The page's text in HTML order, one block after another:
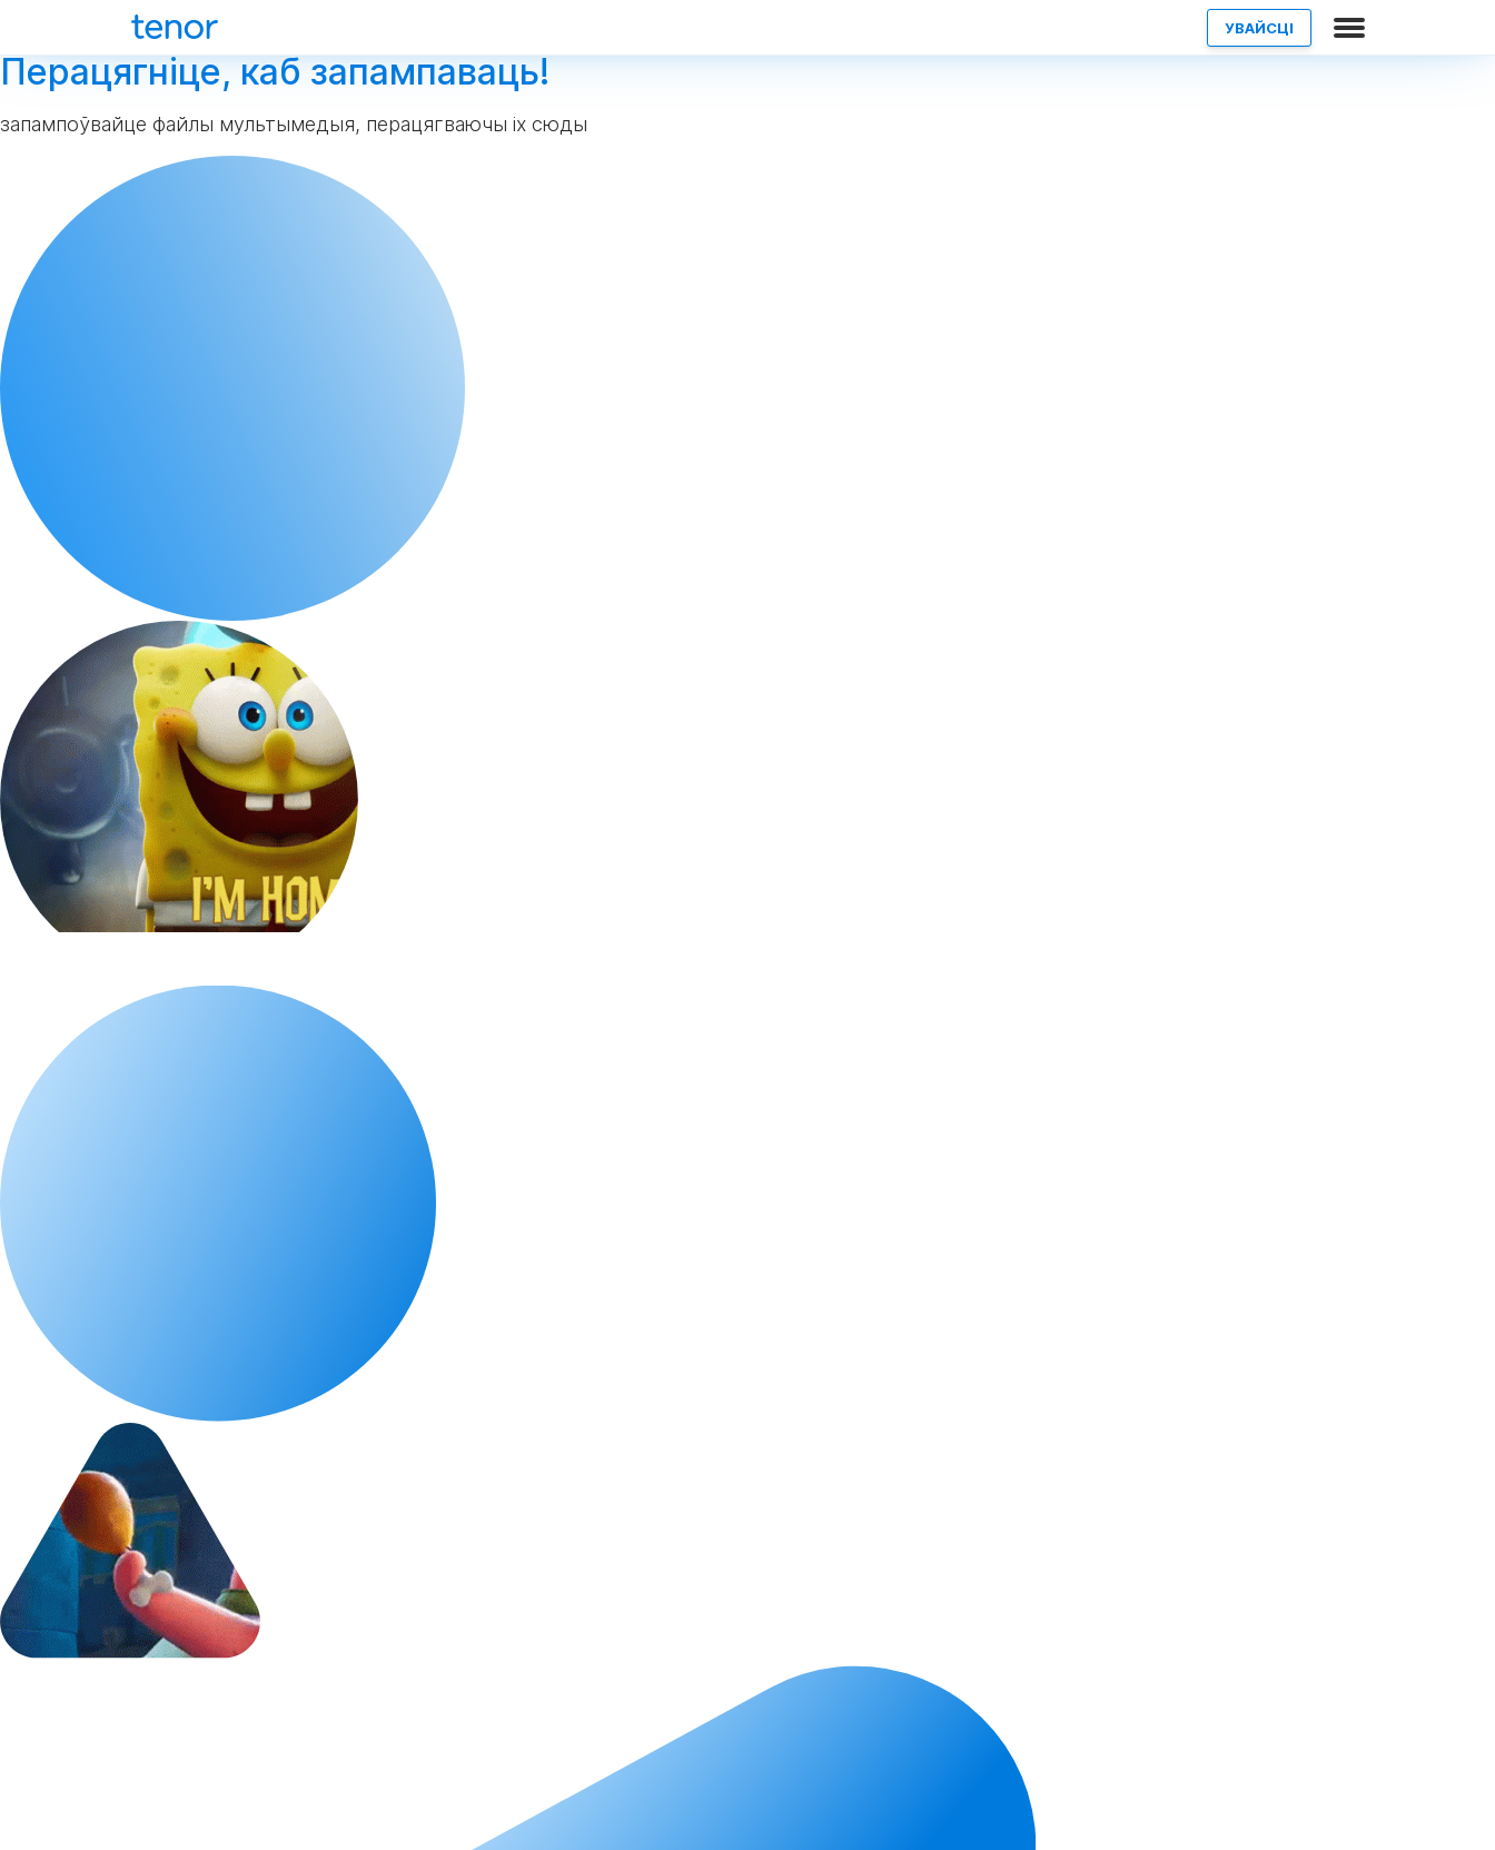
УВАЙСЦІ
Перацягніце, каб запампаваць!
запампоўвайце файлы мультымедыя, перацягваючы іх сюды